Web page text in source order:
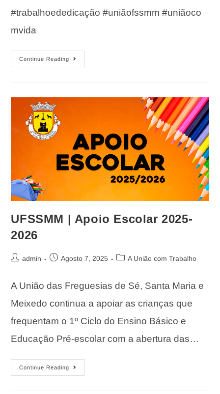
#trabalhoededicação #uniãofssmm #uniãoco
mvida
Continue Reading
UFSSMM | Apoio Escolar 2025-
2026
admin Agosto 7, 2025 A União com Trabalho
A União das Freguesias de Sé, Santa Maria e
Meixedo continua a apoiar as crianças que
frequentam o 1º Ciclo do Ensino Básico e
Educação Pré-escolar com a abertura das…
Continue Reading